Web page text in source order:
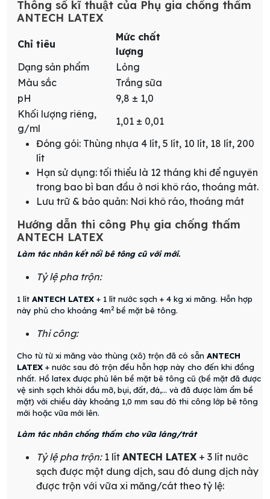
Thông số kĩ thuật của Phụ gia chống thấm
ANTECH LATEX
Chỉ tiêu
Mức chất
lượng
Dạng sản phẩm
Lỏng
Màu sắc
Trắng sữa
pH
9,8 ± 1,0
Khối lượng riêng,
g/ml
1,01 ± 0,01
Đóng gói: Thùng nhựa 4 lít, 5 lít, 10 lít, 18 lít, 200
lít
Hạn sử dụng: tối thiểu là 12 tháng khi để nguyên
trong bao bì ban đầu ở nơi khô ráo, thoáng mát.
Lưu trữ & bảo quản: Nơi khô ráo, thoáng mát
Hướng dẫn thi công Phụ gia chống thấm
ANTECH LATEX
Làm tác nhân kết nối bê tông cũ với mới.
Tỷ lệ pha trộn:
1 lít ANTECH LATEX + 1 lít nước sạch + 4 kg xi măng. Hỗn hợp
này phủ cho khoảng 4m2bề mặt bê tông.
Thi công:
Cho từ từ xi măng vào thùng (xô) trộn đã có sẵn ANTECH
LATEX + nước sau đó trộn đều hỗn hợp này cho đến khi đồng
nhất. Hồ latex được phủ lên bề mặt bê tông cũ (bề mặt đã được
vệ sinh sạch khỏi dầu mỡ, bụi, đất, đá,… và đã được làm ẩm bề
mặt) với chiều dày khoảng 1,0 mm sau đó thi công lớp bê tông
mới hoặc vữa mới lên.
Làm tác nhân chống thấm cho vữa láng/trát
Tỷ lệ pha trộn: 1 lít ANTECH LATEX + 3 lít nước
sạch được một dung dịch, sau đó dung dịch này
được trộn với vữa xi măng/cát theo tỷ lệ: